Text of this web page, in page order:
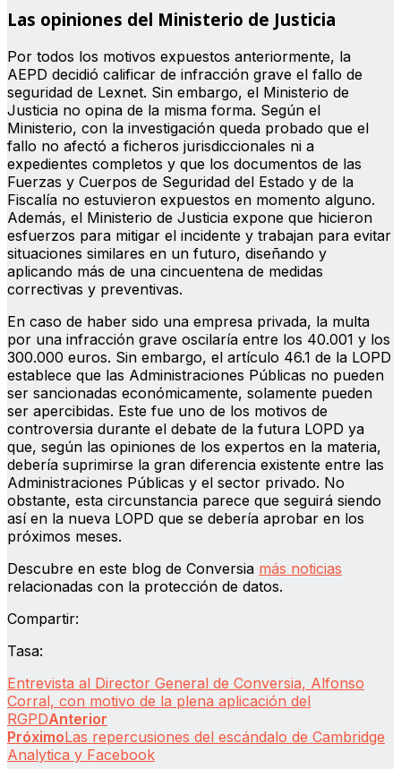
Las opiniones del Ministerio de Justicia
Por todos los motivos expuestos anteriormente, la
AEPD decidió calificar de infracción grave el fallo de
seguridad de Lexnet. Sin embargo, el Ministerio de
Justicia no opina de la misma forma. Según el
Ministerio, con la investigación queda probado que el
fallo no afectó a ficheros jurisdiccionales ni a
expedientes completos y que los documentos de las
Fuerzas y Cuerpos de Seguridad del Estado y de la
Fiscalía no estuvieron expuestos en momento alguno.
Además, el Ministerio de Justicia expone que hicieron
esfuerzos para mitigar el incidente y trabajan para evitar
situaciones similares en un futuro, diseñando y
aplicando más de una cincuentena de medidas
correctivas y preventivas.
En caso de haber sido una empresa privada, la multa
por una infracción grave oscilaría entre los 40.001 y los
300.000 euros. Sin embargo, el artículo 46.1 de la LOPD
establece que las Administraciones Públicas no pueden
ser sancionadas económicamente, solamente pueden
ser apercibidas. Este fue uno de los motivos de
controversia durante el debate de la futura LOPD ya
que, según las opiniones de los expertos en la materia,
debería suprimirse la gran diferencia existente entre las
Administraciones Públicas y el sector privado. No
obstante, esta circunstancia parece que seguirá siendo
así en la nueva LOPD que se debería aprobar en los
próximos meses.
Descubre en este blog de Conversia más noticias
relacionadas con la protección de datos.
Compartir:
Tasa:
Entrevista al Director General de Conversia, Alfonso
Corral, con motivo de la plena aplicación del
RGPDAnterior
PróximoLas repercusiones del escándalo de Cambridge
Analytica y Facebook